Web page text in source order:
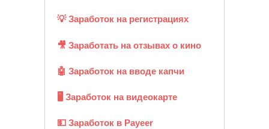
💡 Заработок на регистрациях
🎥 Заработать на отзывах о кино
🤖 Заработок на вводе капчи
🖥️ Заработок на видеокарте
💵 Заработок в Payeer